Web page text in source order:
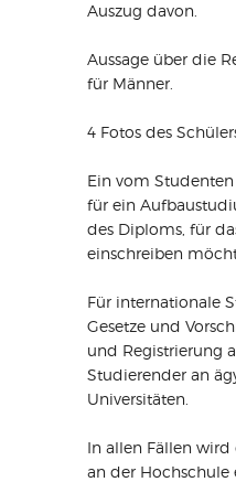
Auszug davon.
Aussage über die
für Männer.
4 Fotos des
Ein vom
für ein
des Diploms, für
einschreiben
Für internationale
Gesetze und
und Registrierung
Studierender an
Universitäten.
In allen Fällen
an der Hochschule